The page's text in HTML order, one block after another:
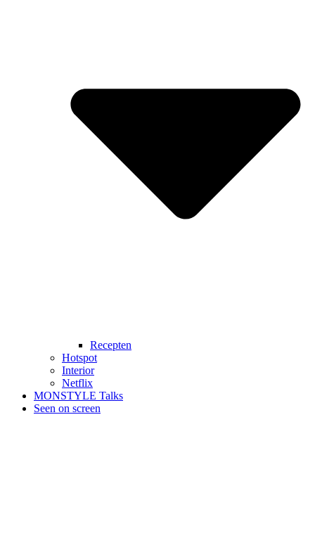
Recepten
Hotspot
Interior
Netflix
MONSTYLE Talks
Seen on screen